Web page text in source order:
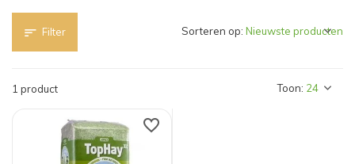
Filter
1 product Toon:
Sorteren op: